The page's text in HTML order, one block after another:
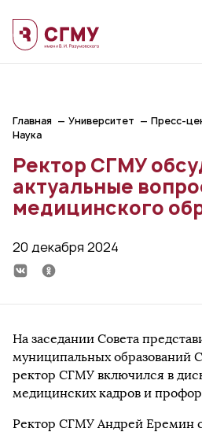
Главная Университет Пресс-
Наука
Ректор СГМУ
актуальные
медицинского
20 декабря 2024
На заседании Совета
муниципальных образований
ректор СГМУ включился в
медицинских кадров и
Ректор СГМУ Андрей Еремин